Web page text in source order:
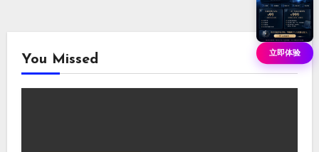
You Missed
立即体验